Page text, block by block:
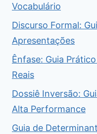
Vocabulário
Discurso Formal:
Apresentações
Ênfase: Guia
Reais
Dossiê Inversão:
Alta Performance
Guia de